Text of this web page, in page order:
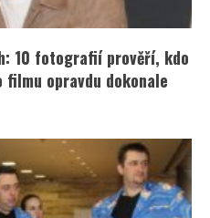
10 fotografií prověří, kdo
opravdu dokonale